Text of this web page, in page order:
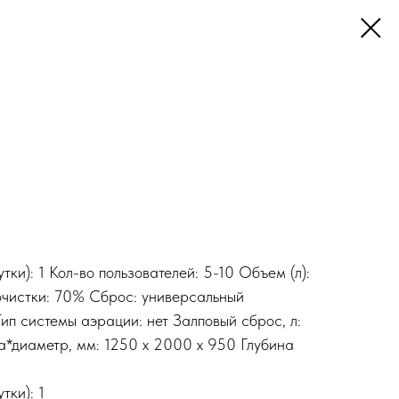
1 Кол-во пользователей: 5-10 Объем (л):
70% Сброс: универсальный
системы аэрации: нет Залповый сброс, л:
мм: 1250 x 2000 x 950 Глубина
1